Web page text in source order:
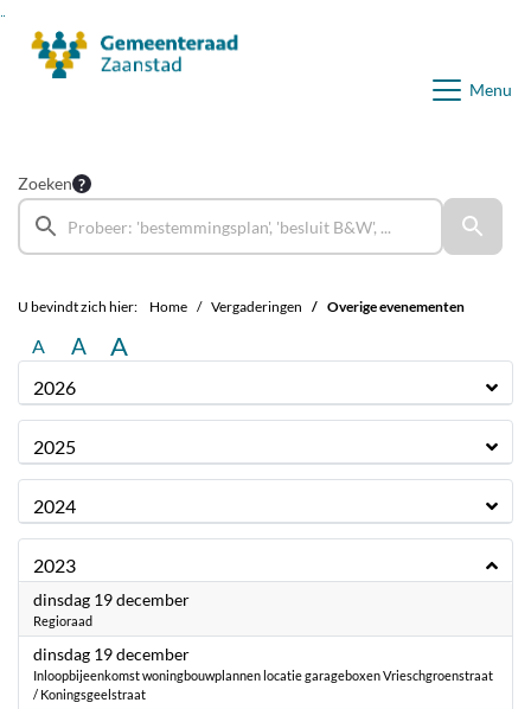
Menu
Zoeken
U bevindt zich hier: Home Vergaderingen Overige evenementen
A A A
2026
2025
2024
2023
dinsdag 19 december2023
Regioraad
dinsdag 19 december2023
Inloopbijeenkomst woningbouwplannen locatie garageboxen Vrieschgroenstraat
/ Koningsgeelstraat